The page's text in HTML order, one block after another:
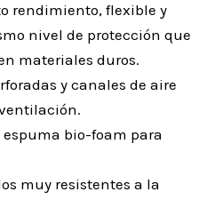
rendimiento, flexible y
nivel de protección que
materiales duros.
y canales de aire
bio-foam para
muy resistentes a la